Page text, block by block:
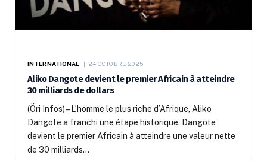
INTERNATIONAL 24 OCTOBRE 2025
Aliko Dangote devient le premier Africain à atteindre
30 milliards de dollars
(Öri Infos) – L’homme le plus riche d’Afrique, Aliko
Dangote a franchi une étape historique. Dangote
devient le premier Africain à atteindre une valeur nette
de 30 milliards…